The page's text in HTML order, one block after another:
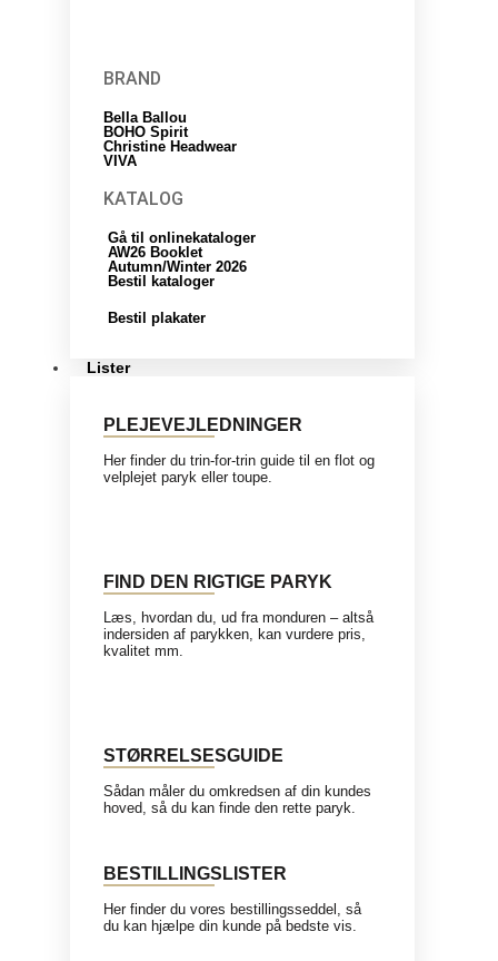
BRAND
Bella Ballou
BOHO Spirit
Christine Headwear
VIVA
KATALOG
Gå til onlinekataloger
AW26 Booklet
Autumn/Winter 2026
Bestil kataloger
Bestil plakater
Lister
PLEJEVEJLEDNINGER
Her finder du trin-for-trin guide til en flot og
velplejet paryk eller toupe.
FIND DEN RIGTIGE PARYK
Læs, hvordan du, ud fra monduren – altså
indersiden af parykken, kan vurdere pris,
kvalitet mm.
STØRRELSESGUIDE
Sådan måler du omkredsen af din kundes
hoved, så du kan finde den rette paryk.
BESTILLINGSLISTER
Her finder du vores bestillingsseddel, så
du kan hjælpe din kunde på bedste vis.